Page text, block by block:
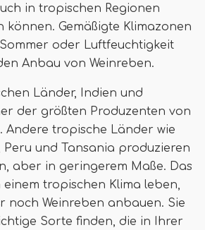
in tropischen Regionen
können. Gemäßigte Klimazonen
oder Luftfeuchtigkeit
Anbau von Weinreben.
Länder, Indien und
der größten Produzenten von
Andere tropische Länder wie
Peru und Tansania produzieren
aber in geringerem Maße. Das
einem tropischen Klima leben,
noch Weinreben anbauen. Sie
Sorte finden, die in Ihrer